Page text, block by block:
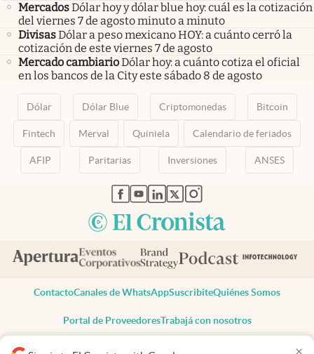
MercadosDólar hoy y dólar blue hoy: cuál es la cotización
del viernes 7 de agosto minuto a minuto
DivisasDólar a peso mexicano HOY: a cuánto cerró la
cotización de este viernes 7 de agosto
Mercado cambiarioDólar hoy: a cuánto cotiza el oficial
en los bancos de la City este sábado 8 de agosto
Dólar Dólar Blue Criptomonedas Bitcoin
Fintech Merval Quiniela Calendario de feriados
AFIP Paritarias Inversiones ANSES
abre en nueva pestaña
abre en nueva pestaña
abre en nueva pestaña
abre en nueva pestaña
abre en nueva pestaña
ContactoCanales de WhatsAppSuscribiteQuiénes Somos
Portal de ProveedoresTrabajá con nosotros